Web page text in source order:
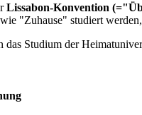
Lissabon-Konvention
"Zuhause" studiert
Studium der